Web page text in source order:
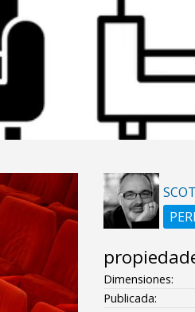
Dimensiones:
Publicada: